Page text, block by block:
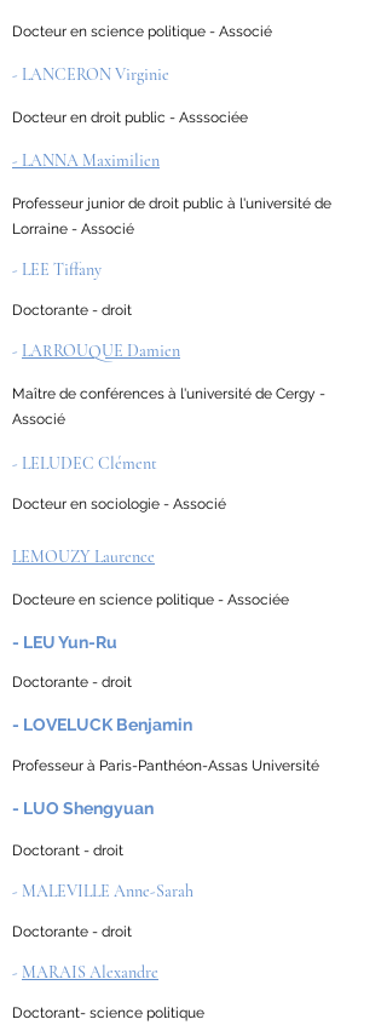
Docteur en science politique - Associé
- LANCERON Virginie
Docteur en droit public - Asssociée
- LANNA Maximilien
Professeur junior de droit public à l'université de
Lorraine - Associé
- LEE Tiffany
Doctorante - droit
- LARROUQUE Damien
Maître de conférences à l'université de Cergy -
Associé
- LELUDEC Clément
Docteur en sociologie - Associé
LEMOUZY Laurence
Docteure en science politique - Associée
- LEU Yun-Ru
Doctorante - droit
- LOVELUCK Benjamin
Professeur à Paris-Panthéon-Assas Université
- LUO Shengyuan
Doctorant - droit
- MALEVILLE Anne-Sarah
Doctorante - droit
- MARAIS Alexandre
Doctorant- science politique